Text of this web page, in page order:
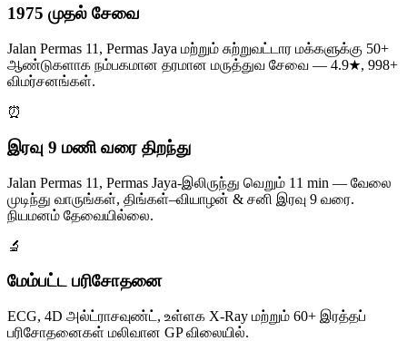
1975 முதல் சேவை
Jalan Permas 11, Permas Jaya மற்றும் சுற்றுவட்டார மக்களுக்கு 50+
ஆண்டுகளாக நம்பகமான தரமான மருத்துவ சேவை — 4.9★, 998+
விமர்சனங்கள்.
⏰
இரவு 9 மணி வரை திறந்து
Jalan Permas 11, Permas Jaya-இலிருந்து வெறும் 11 min — வேலை
முடிந்து வாருங்கள், திங்கள்–வியாழன் & சனி இரவு 9 வரை.
நியமனம் தேவையில்லை.
🔬
மேம்பட்ட பரிசோதனை
ECG, 4D அல்ட்ராசவுண்ட், உள்ளக X-Ray மற்றும் 60+ இரத்தப்
பரிசோதனைகள் மலிவான GP விலையில்.